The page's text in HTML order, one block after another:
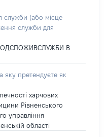
служби (або місце
служби для
В
яку претендуєте як
харчових
Рівненського
управління
області